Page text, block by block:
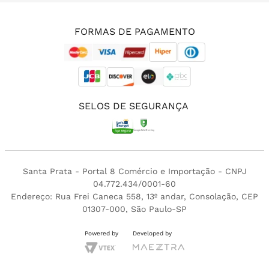
FORMAS DE PAGAMENTO
SELOS DE SEGURANÇA
Santa Prata - Portal 8 Comércio e Importação - CNPJ
04.772.434/0001-60
Endereço: Rua Frei Caneca 558, 13º andar, Consolação, CEP
01307-000, São Paulo-SP
Powered by Developed by